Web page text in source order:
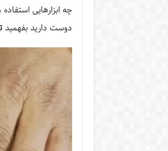
چه ابزارهایی
دوست دارید بفهمید